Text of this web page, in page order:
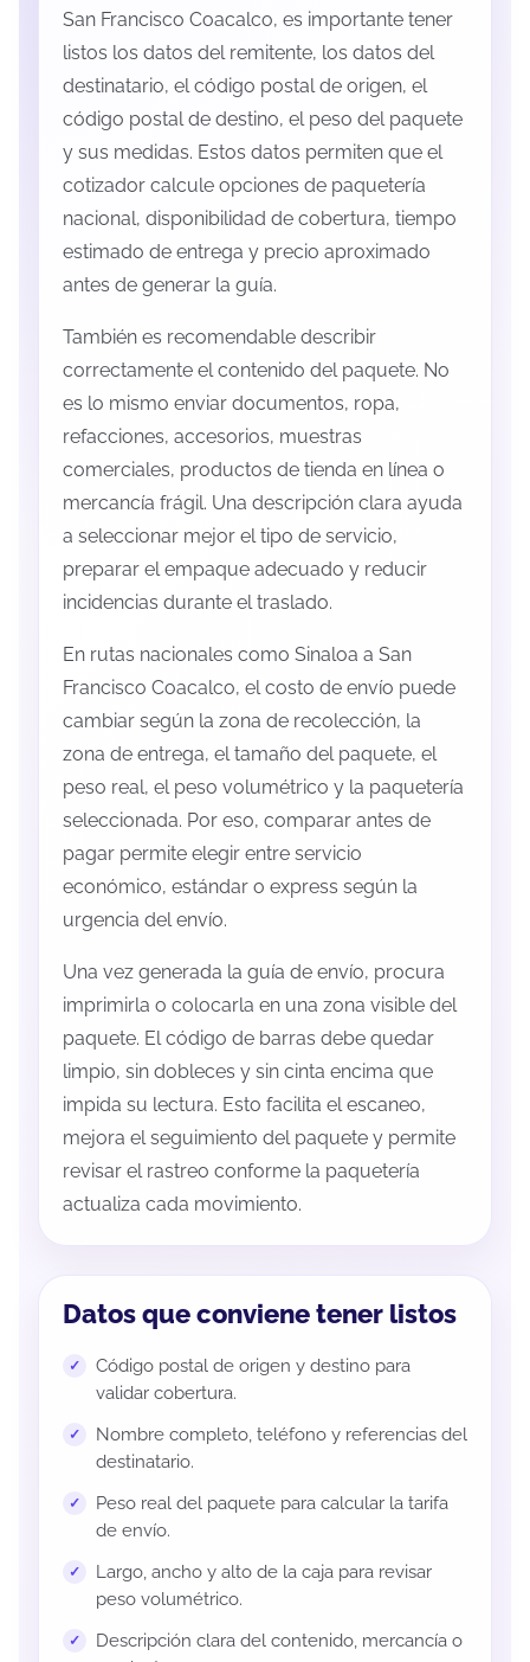
San Francisco Coacalco, es importante tener
listos los datos del remitente, los datos del
destinatario, el código postal de origen, el
código postal de destino, el peso del paquete
y sus medidas. Estos datos permiten que el
cotizador calcule opciones de paquetería
nacional, disponibilidad de cobertura, tiempo
estimado de entrega y precio aproximado
antes de generar la guía.
También es recomendable describir
correctamente el contenido del paquete. No
es lo mismo enviar documentos, ropa,
refacciones, accesorios, muestras
comerciales, productos de tienda en línea o
mercancía frágil. Una descripción clara ayuda
a seleccionar mejor el tipo de servicio,
preparar el empaque adecuado y reducir
incidencias durante el traslado.
En rutas nacionales como Sinaloa a San
Francisco Coacalco, el costo de envío puede
cambiar según la zona de recolección, la
zona de entrega, el tamaño del paquete, el
peso real, el peso volumétrico y la paquetería
seleccionada. Por eso, comparar antes de
pagar permite elegir entre servicio
económico, estándar o express según la
urgencia del envío.
Una vez generada la guía de envío, procura
imprimirla o colocarla en una zona visible del
paquete. El código de barras debe quedar
limpio, sin dobleces y sin cinta encima que
impida su lectura. Esto facilita el escaneo,
mejora el seguimiento del paquete y permite
revisar el rastreo conforme la paquetería
actualiza cada movimiento.
Datos que conviene tener listos
Código postal de origen y destino para
validar cobertura.
Nombre completo, teléfono y referencias del
destinatario.
Peso real del paquete para calcular la tarifa
de envío.
Largo, ancho y alto de la caja para revisar
peso volumétrico.
Descripción clara del contenido, mercancía o